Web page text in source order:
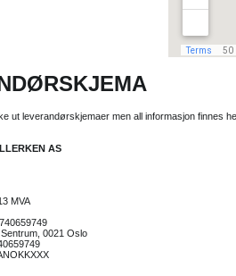
ut leverandørskjemaer men all informasjon finnes
AS
MVA
0021 Oslo